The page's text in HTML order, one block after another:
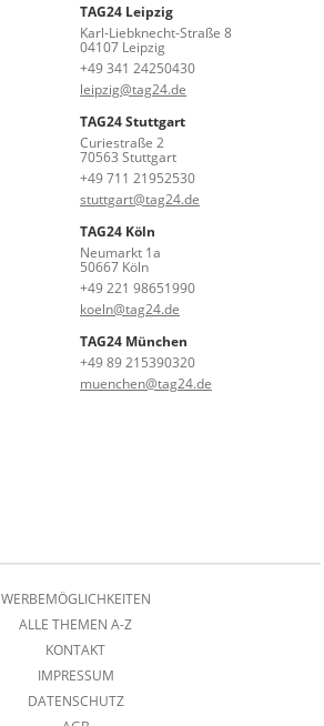
TAG24 Leipzig
Karl-Liebknecht-Straße 8
04107 Leipzig
+49 341 24250430
leipzig@tag24.de
TAG24 Stuttgart
Curiestraße 2
70563 Stuttgart
+49 711 21952530
stuttgart@tag24.de
TAG24 Köln
Neumarkt 1a
50667 Köln
+49 221 98651990
koeln@tag24.de
TAG24 München
+49 89 215390320
muenchen@tag24.de
WERBEMÖGLICHKEITEN
ALLE THEMEN A-Z
KONTAKT
IMPRESSUM
DATENSCHUTZ